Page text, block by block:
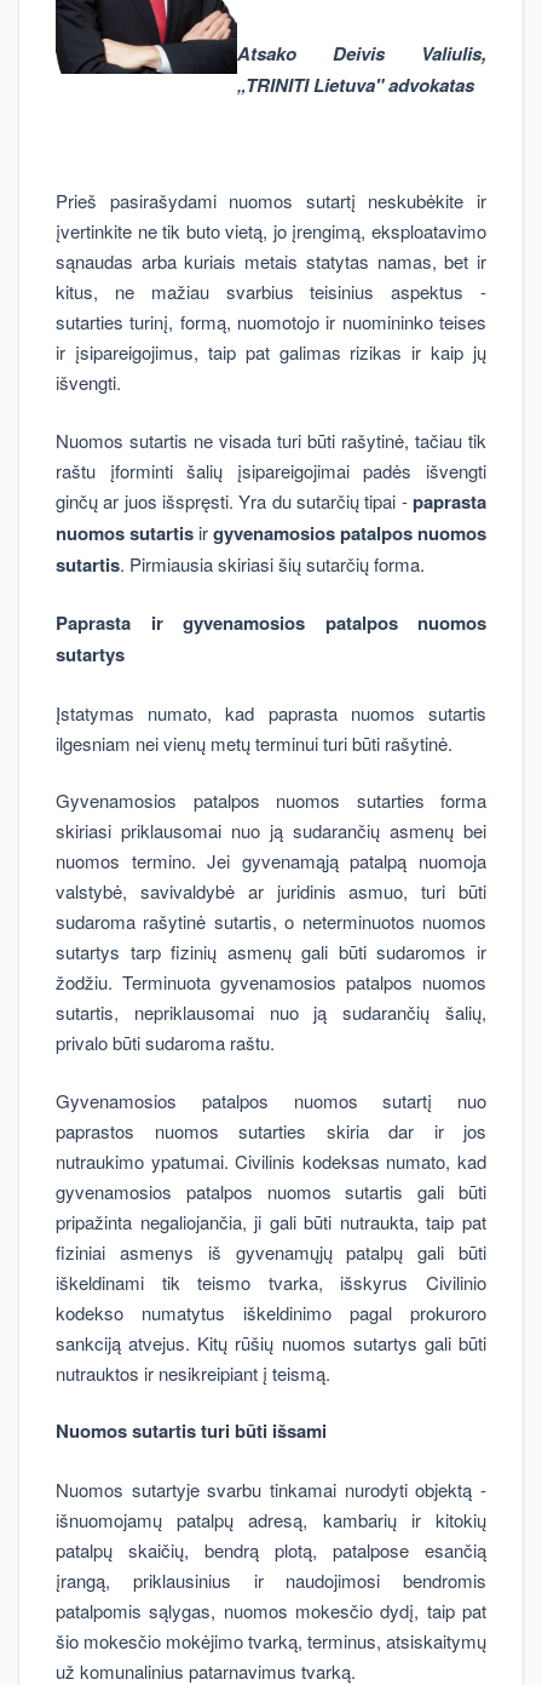
Atsako Deivis Valiulis,
„TRINITI Lietuva" advokatas
Prieš pasirašydami nuomos sutartį neskubėkite ir
įvertinkite ne tik buto vietą, jo įrengimą, eksploatavimo
sąnaudas arba kuriais metais statytas namas, bet ir
kitus, ne mažiau svarbius teisinius aspektus -
sutarties turinį, formą, nuomotojo ir nuomininko teises
ir įsipareigojimus, taip pat galimas rizikas ir kaip jų
išvengti.
Nuomos sutartis ne visada turi būti rašytinė, tačiau tik
raštu įforminti šalių įsipareigojimai padės išvengti
ginčų ar juos išspręsti. Yra du sutarčių tipai -paprasta
nuomos sutartis irgyvenamosios patalpos nuomos
sutartis. Pirmiausia skiriasi šių sutarčių forma.
Paprasta ir gyvenamosios patalpos nuomos
sutartys
Įstatymas numato, kad paprasta nuomos sutartis
ilgesniam nei vienų metų terminui turi būti rašytinė.
Gyvenamosios patalpos nuomos sutarties forma
skiriasi priklausomai nuo ją sudarančių asmenų bei
nuomos termino. Jei gyvenamąją patalpą nuomoja
valstybė, savivaldybė ar juridinis asmuo, turi būti
sudaroma rašytinė sutartis, o neterminuotos nuomos
sutartys tarp fizinių asmenų gali būti sudaromos ir
žodžiu. Terminuota gyvenamosios patalpos nuomos
sutartis, nepriklausomai nuo ją sudarančių šalių,
privalo būti sudaroma raštu.
Gyvenamosios patalpos nuomos sutartį nuo
paprastos nuomos sutarties skiria dar ir jos
nutraukimo ypatumai. Civilinis kodeksas numato, kad
gyvenamosios patalpos nuomos sutartis gali būti
pripažinta negaliojančia, ji gali būti nutraukta, taip pat
fiziniai asmenys iš gyvenamųjų patalpų gali būti
iškeldinami tik teismo tvarka, išskyrus Civilinio
kodekso numatytus iškeldinimo pagal prokuroro
sankciją atvejus. Kitų rūšių nuomos sutartys gali būti
nutrauktos ir nesikreipiant į teismą.
Nuomos sutartis turi būti išsami
Nuomos sutartyje svarbu tinkamai nurodyti objektą -
išnuomojamų patalpų adresą, kambarių ir kitokių
patalpų skaičių, bendrą plotą, patalpose esančią
įrangą, priklausinius ir naudojimosi bendromis
patalpomis sąlygas, nuomos mokesčio dydį, taip pat
šio mokesčio mokėjimo tvarką, terminus, atsiskaitymų
už komunalinius patarnavimus tvarką.